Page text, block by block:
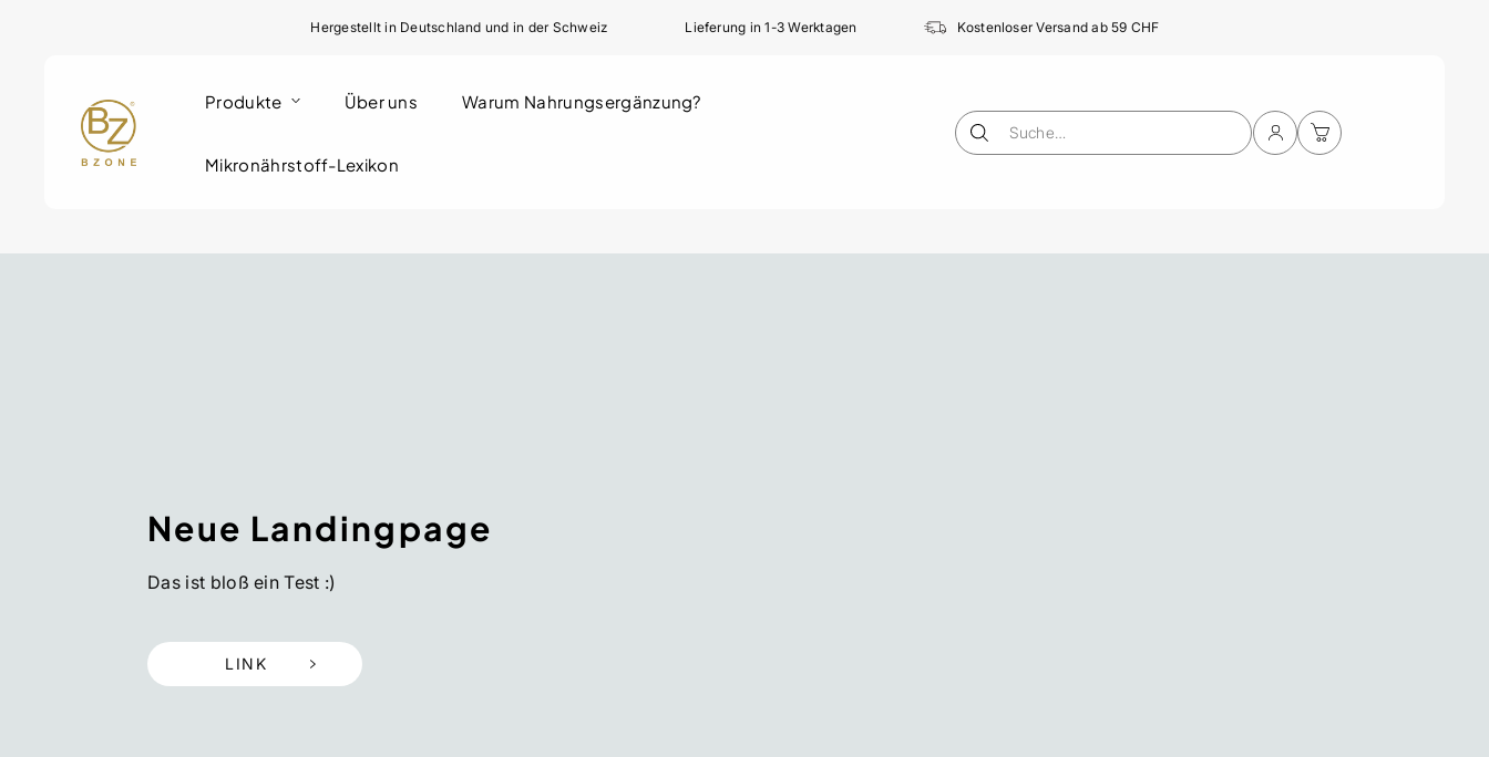
Hergestellt in Deutschland und in der Schweiz Lieferung in 1-3 Werktagen Kostenloser Versand ab 59 CHF
Produkte Über uns Warum Nahrungsergänzung?
Mikronährstoff-Lexikon
Einloggen
Warenkorb
Neue Landingpage
Das ist bloß ein Test :)
LINK